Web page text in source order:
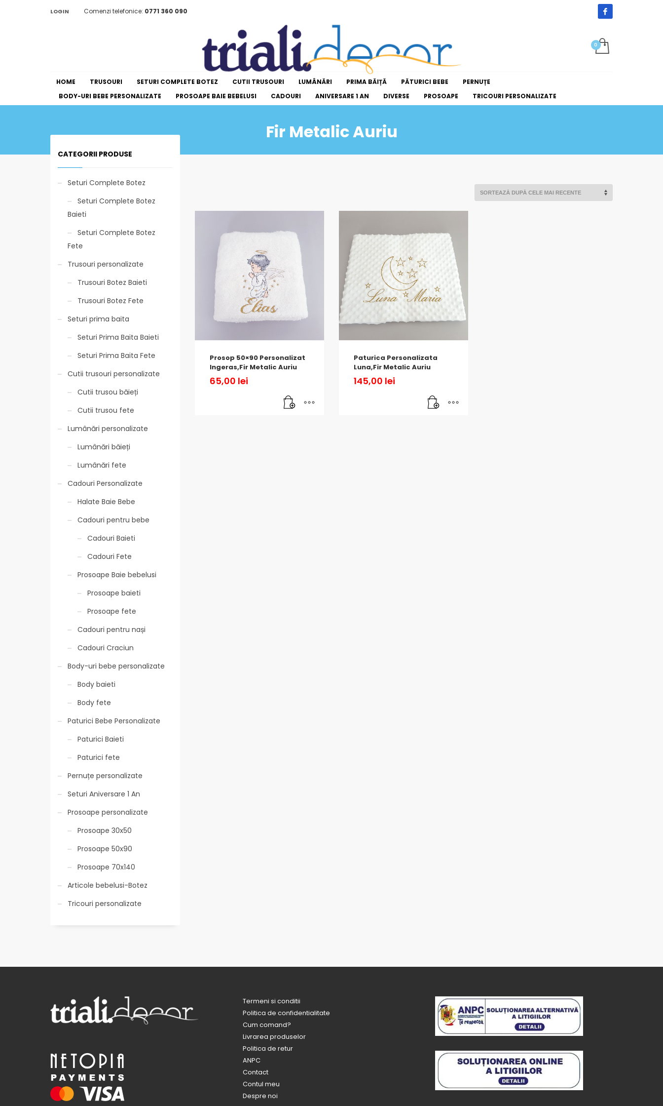
LOGIN Comenzi telefonice: 0771 360 090
HOME TRUSOURI SETURI COMPLETE BOTEZ CUTII TRUSOURI LUMÂNĂRI PRIMA BĂIȚĂ PĂTURICI BEBE
PERNUȚE
BODY-URI BEBE PERSONALIZATE
PROSOAPE BAIE BEBELUSI CADOURI ANIVERSARE 1 AN DIVERSE PROSOAPE TRICOURI PERSONALIZATE
Fir Metalic Auriu
Prosop 50×90 Personalizat
Ingeras,Fir Metalic Auriu
65,00 lei
Paturica Personalizata
Luna,Fir Metalic Auriu
145,00 lei
CATEGORII PRODUSE
Seturi Complete Botez
Seturi Complete Botez
Baieti
Seturi Complete Botez
Fete
Trusouri personalizate
Trusouri Botez Baieti
Trusouri Botez Fete
Seturi prima baita
Seturi Prima Baita Baieti
Seturi Prima Baita Fete
Cutii trusouri personalizate
Cutii trusou băieți
Cutii trusou fete
Lumânări personalizate
Lumânări băieți
Lumânări fete
Cadouri Personalizate
Halate Baie Bebe
Cadouri pentru bebe
Cadouri Baieti
Cadouri Fete
Prosoape Baie bebelusi
Prosoape baieti
Prosoape fete
Cadouri pentru nași
Cadouri Craciun
Body-uri bebe personalizate
Body baieti
Body fete
Paturici Bebe Personalizate
Paturici Baieti
Paturici fete
Pernuțe personalizate
Seturi Aniversare 1 An
Prosoape personalizate
Prosoape 30x50
Prosoape 50x90
Prosoape 70x140
Articole bebelusi-Botez
Tricouri personalizate
Termeni si conditii
Politica de confidentialitate
Cum comand?
Livrarea produselor
Politica de retur
ANPC
Contact
Contul meu
Despre noi